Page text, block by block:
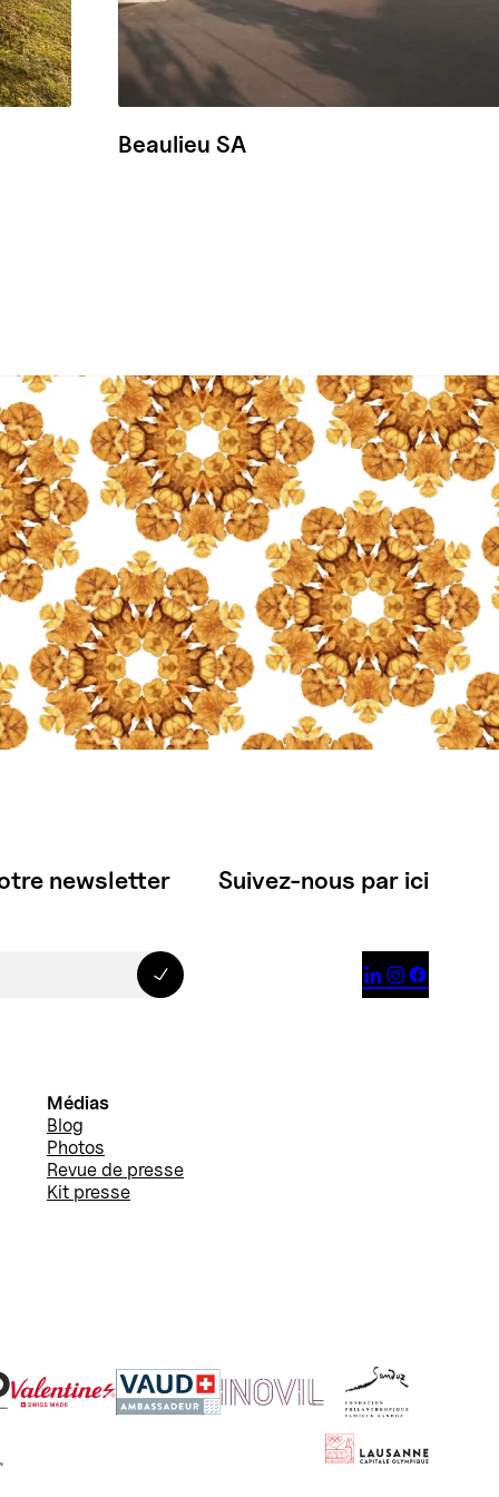
Beaulieu SA
newsletter
Médias
Blog
Photos
Revue de presse
Kit presse
Suivez-nous par ici
  